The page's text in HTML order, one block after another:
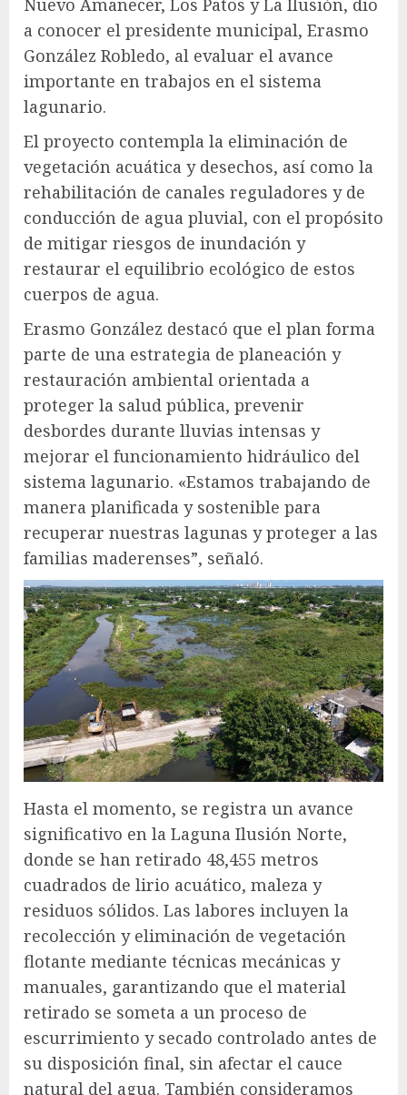
a conocer el presidente municipal, Erasmo
González Robledo, al evaluar el avance
importante en trabajos en el sistema
lagunario.
El proyecto contempla la eliminación de
vegetación acuática y desechos, así como la
rehabilitación de canales reguladores y de
conducción de agua pluvial, con el propósito
de mitigar riesgos de inundación y
restaurar el equilibrio ecológico de estos
cuerpos de agua.
Erasmo González destacó que el plan forma
parte de una estrategia de planeación y
restauración ambiental orientada a
proteger la salud pública, prevenir
desbordes durante lluvias intensas y
mejorar el funcionamiento hidráulico del
sistema lagunario. «Estamos trabajando de
manera planificada y sostenible para
recuperar nuestras lagunas y proteger a las
familias maderenses”, señaló.
Hasta el momento, se registra un avance
significativo en la Laguna Ilusión Norte,
donde se han retirado 48,455 metros
cuadrados de lirio acuático, maleza y
residuos sólidos. Las labores incluyen la
recolección y eliminación de vegetación
flotante mediante técnicas mecánicas y
manuales, garantizando que el material
retirado se someta a un proceso de
escurrimiento y secado controlado antes de
su disposición final, sin afectar el cauce
natural del agua. También consideramos